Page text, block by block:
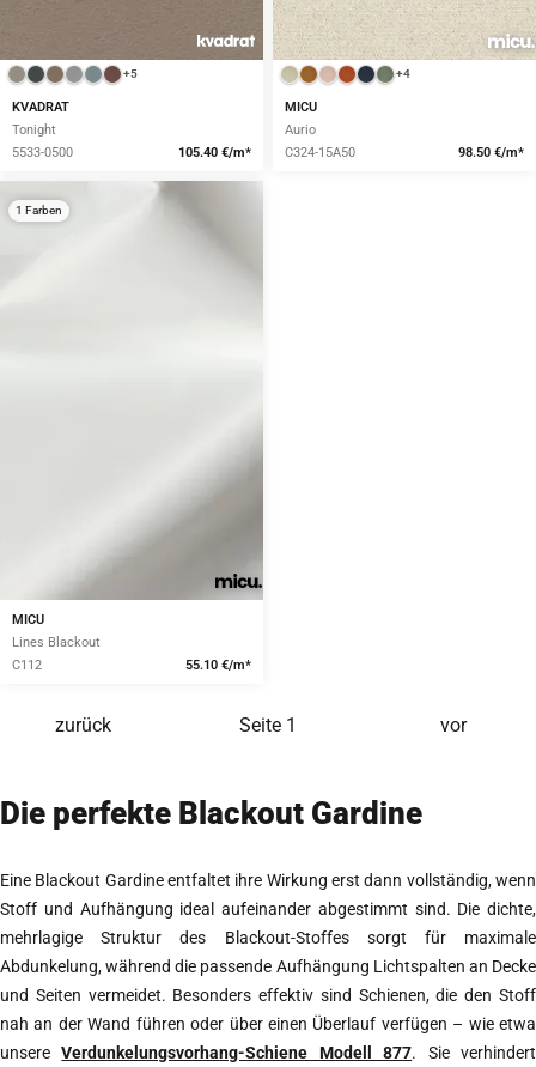
+5
KVADRAT
Tonight
5533-0500
105.40 €/m*
+4
MICU
Aurio
C324-15A50
98.50 €/m*
MICU
Lines Blackout
C112
55.10 €/m*
1 Farben
zurück Seite 1 vor
Die perfekte Blackout Gardine
Eine Blackout Gardine entfaltet ihre Wirkung erst dann vollständig, wenn
Stoff und Aufhängung ideal aufeinander abgestimmt sind. Die dichte,
mehrlagige Struktur des Blackout-Stoffes sorgt für maximale
Abdunkelung, während die passende Aufhängung Lichtspalten an Decke
und Seiten vermeidet. Besonders effektiv sind Schienen, die den Stoff
nah an der Wand führen oder über einen Überlauf verfügen – wie etwa
unsereVerdunkelungsvorhang-Schiene Modell 877. Sie verhindert